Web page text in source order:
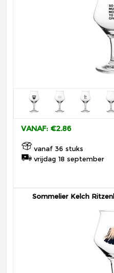
VANAF: €2.86
vanaf 36 stuks
vrijdag 18 september
Sommelier Kelch